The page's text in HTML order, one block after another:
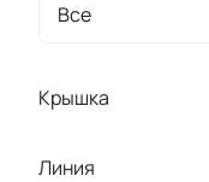
Все
Крышка
Линия